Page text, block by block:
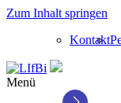
Zum Inhalt springen
Kontakt
Menü